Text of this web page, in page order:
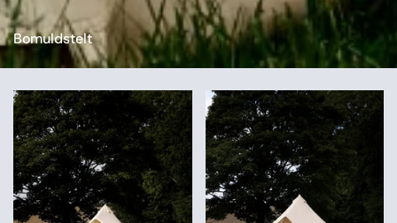
Bomuldstelt